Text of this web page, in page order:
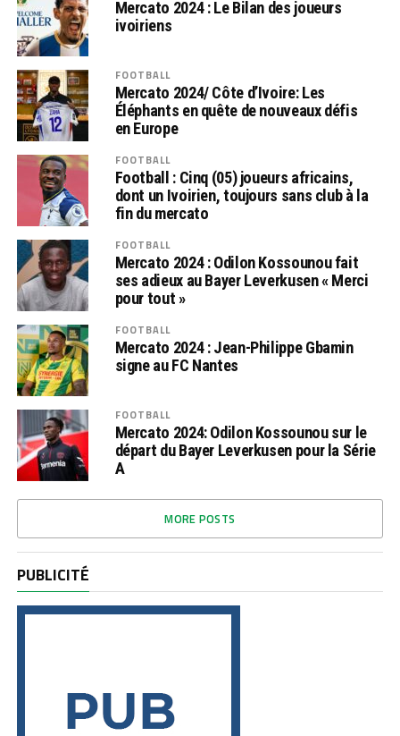
Mercato 2024 : Le Bilan des joueurs
ivoiriens
FOOTBALL
Mercato 2024/ Côte d’Ivoire: Les
Éléphants en quête de nouveaux défis
en Europe
FOOTBALL
Football : Cinq (05) joueurs africains,
dont un Ivoirien, toujours sans club à la
fin du mercato
FOOTBALL
Mercato 2024 : Odilon Kossounou fait
ses adieux au Bayer Leverkusen « Merci
pour tout »
FOOTBALL
Mercato 2024 : Jean-Philippe Gbamin
signe au FC Nantes
FOOTBALL
Mercato 2024: Odilon Kossounou sur le
départ du Bayer Leverkusen pour la Série
A
MORE POSTS
PUBLICITÉ